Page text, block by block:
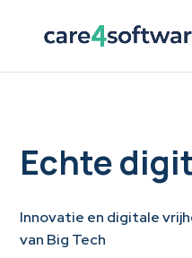
Echte
Innovatie en digitale
van Big Tech